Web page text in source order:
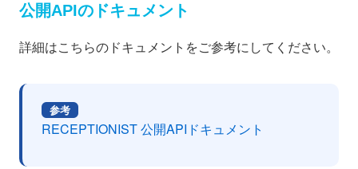
公開APIのドキュメント
詳細はこちらのドキュメントをご参考にしてください。
参考
RECEPTIONIST 公開APIドキュメント